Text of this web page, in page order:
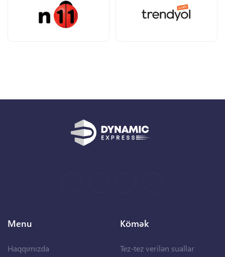
Menu
Haqqımızda
Kömək
Tez-tez verilən suallar